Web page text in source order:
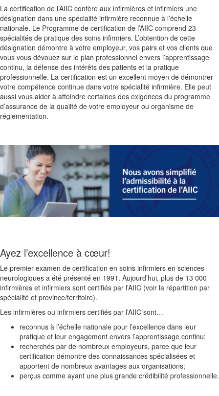
La certification de l’AIIC confère aux infirmières et infirmiers une
désignation dans une spécialité infirmière reconnue à l’échelle
nationale. Le Programme de certification de l’AIIC comprend 23
spécialités de pratique des soins infirmiers. L’obtention de cette
désignation démontre à votre employeur, vos pairs et vos clients que
vous vous dévouez sur le plan professionnel envers l’apprentissage
continu, la défense des intérêts des patients et la pratique
professionnelle. La certification est un excellent moyen de démontrer
votre compétence continue dans votre spécialité infirmière. Elle peut
aussi vous aider à atteindre certaines des exigences du programme
d’assurance de la qualité de votre employeur ou organisme de
réglementation.
Ayez l’excellence à cœur!
Le premier examen de certification en soins infirmiers en sciences
neurologiques a été présenté en 1991. Aujourd’hui, plus de 13 000
infirmières et infirmiers sont certifiés par l’AIIC (voir la répartition par
spécialité et province/territoire).
Les infirmières ou infirmiers certifiés par l’AIIC sont…
reconnus à l’échelle nationale pour l’excellence dans leur
pratique et leur engagement envers l’apprentissage continu;
recherchés par de nombreux employeurs, parce que leur
certification démontre des connaissances spécialisées et
apportent de nombreux avantages aux organisations;
perçus comme ayant une plus grande crédibilité professionnelle.